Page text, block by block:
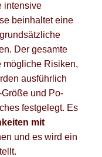
Suche
intensive
beinhaltet eine
Der gesamte
mögliche Risiken,
ausführlich
und Po-
festgelegt. Es
mit
und es wird ein